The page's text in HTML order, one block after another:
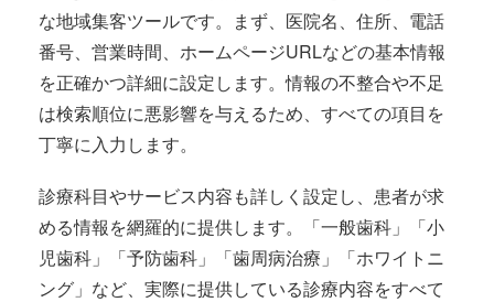
な地域集客ツールです。まず、医院名、住所、電話
番号、営業時間、ホームページURLなどの基本情報
を正確かつ詳細に設定します。情報の不整合や不足
は検索順位に悪影響を与えるため、すべての項目を
丁寧に入力します。
診療科目やサービス内容も詳しく設定し、患者が求
める情報を網羅的に提供します。「一般歯科」「小
児歯科」「予防歯科」「歯周病治療」「ホワイトニ
ング」など、実際に提供している診療内容をすべて